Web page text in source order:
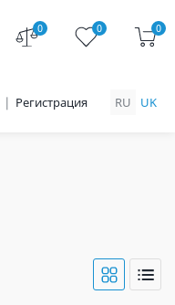
0 0 0
Регистрация RU UK